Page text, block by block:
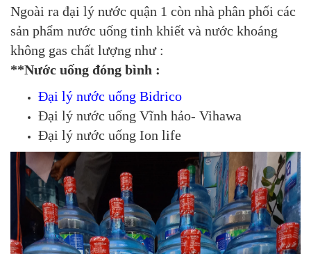
Ngoài ra đại lý nước quận 1 còn nhà phân phối các
sản phẩm nước uống tinh khiết và nước khoáng
không gas chất lượng như :
**Nước uống đóng bình :
Đại lý nước uống Bidrico
Đại lý nước uống Vĩnh hảo- Vihawa
Đại lý nước uống Ion life